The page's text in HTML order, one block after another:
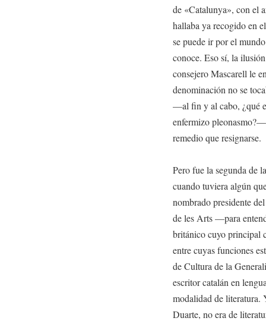
de «Catalunya», con el
hallaba ya recogido en
se puede ir por el
conoce. Eso sí, la
consejero Mascarell le
denominación no se
—al fin y al cabo, ¿qué
enfermizo
remedio que resignarse.
Pero fue la segunda de
cuando tuviera algún
nombrado presidente
de les Arts —para
británico cuyo principal
entre cuyas funciones
de Cultura de la
escritor catalán en
modalidad de literatura.
Duarte, no era de